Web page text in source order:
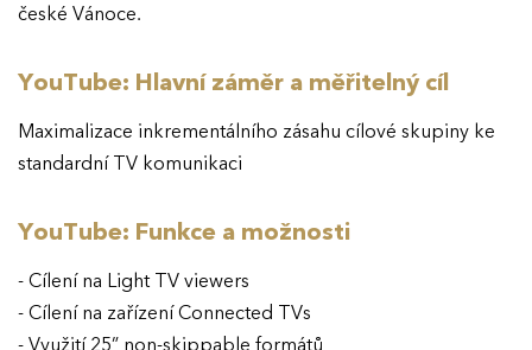
české Vánoce.
YouTube: Hlavní záměr a měřitelný cíl
Maximalizace inkrementálního zásahu cílové skupiny ke
standardní TV komunikaci
YouTube: Funkce a možnosti
- Cílení na Light TV viewers
- Cílení na zařízení Connected TVs